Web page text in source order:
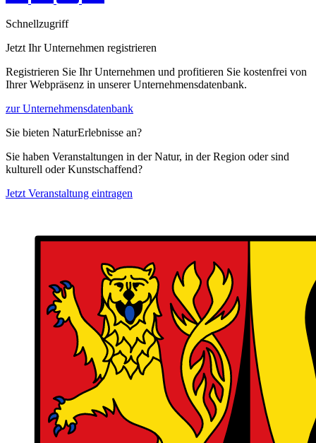
Schnellzugriff
Jetzt Ihr Unternehmen registrieren
Registrieren Sie Ihr Unternehmen und profitieren Sie kostenfrei von
Ihrer Webpräsenz in unserer Unternehmensdatenbank.
zur Unternehmensdatenbank
Sie bieten NaturErlebnisse an?
Sie haben Veranstaltungen in der Natur, in der Region oder sind
kulturell oder Kunstschaffend?
Jetzt Veranstaltung eintragen